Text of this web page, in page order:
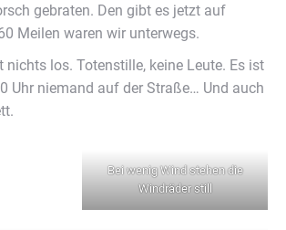
gebraten. Den gibt es jetzt auf
Meilen waren wir unterwegs.
nichts los. Totenstille, keine Leute. Es ist
Uhr niemand auf der Straße… Und auch
Bei wenig Wind stehen die
Windräder still